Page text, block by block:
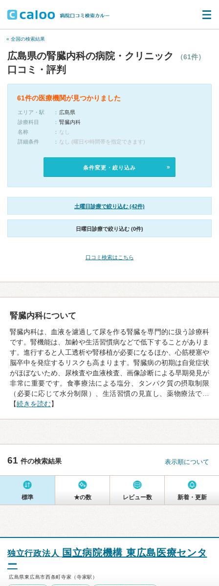
« 全国の検索結果
広島県の腎臓内科の病院・クリニック （61件）
口コミ・評判
61件の医療機関が見つかりました
エリア・駅
広島県
診療科目
腎臓内科
名称
なし
詳細条件
なし (曜日や時間帯を指定できます)
条件変更・絞り込み
土曜日診療で絞り込む (42件)
日曜日診療で絞り込む (0件)
口コミ検索はこちら
腎臓内科について
腎臓内科は、血液を濾過して尿を作る腎臓を専門的に扱う診療科
です。腎機能は、加齢や生活習慣病などで低下することがありま
す。進行すると人工透析や腎移植が必要になるほか、心筋梗塞や
脳卒中を発症するリスクも高まります。腎臓病の初期は自覚症状
がほぼないため、尿検査や血液検査、画像診断による早期発見が
非常に重要です。食事療法による塩分、タンパク質の摂取制限
（必要に応じて水分制限）、生活習慣の見直し、薬物療法で…
【続きを読む】
61 件の検索結果 表示順について
標準 ★の数 レビュー数 新着・更新
独立行政法人 国立病院機構 東広島医療センタ
ー
広島県東広島市西条町寺家（寺家駅）